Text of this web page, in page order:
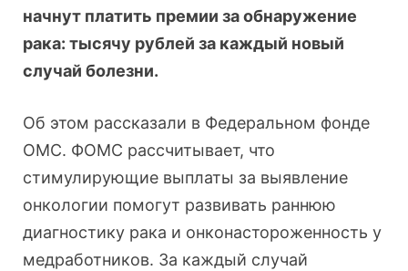
начнут платить премии за обнаружение
рака: тысячу рублей за каждый новый
случай болезни.
Об этом рассказали в Федеральном фонде
ОМС. ФОМС рассчитывает, что
стимулирующие выплаты за выявление
онкологии помогут развивать раннюю
диагностику рака и онконастороженность у
медработников. За каждый случай